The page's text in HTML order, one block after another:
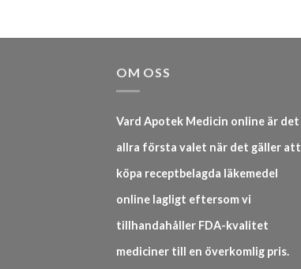
OM OSS
Vard Apotek Medicin online är det
allra första valet när det gäller att
köpa receptbelagda läkemedel
online lagligt eftersom vi
tillhandahåller FDA-kvalitet
mediciner till en överkomlig pris.